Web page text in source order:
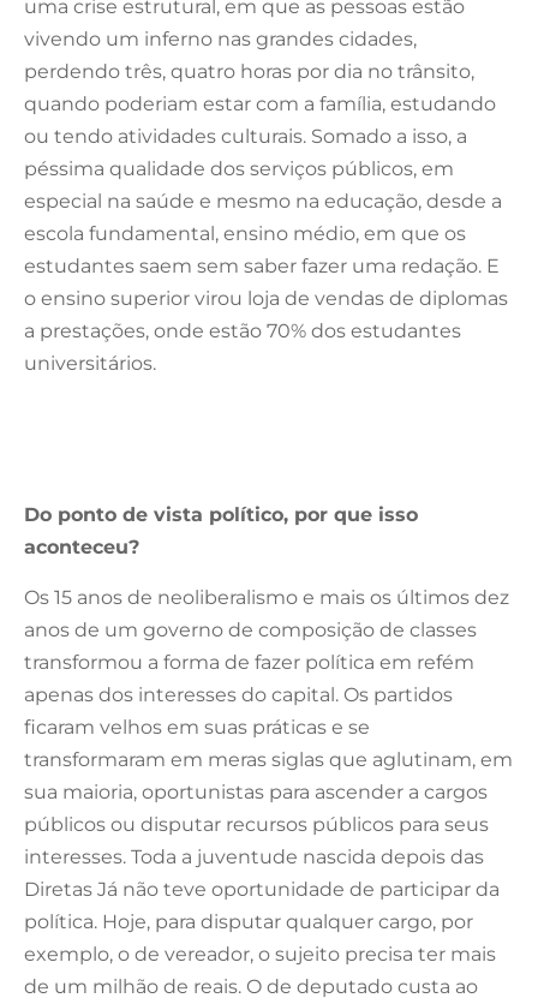
uma crise estrutural, em que as pessoas estão
vivendo um inferno nas grandes cidades,
perdendo três, quatro horas por dia no trânsito,
quando poderiam estar com a família, estudando
ou tendo atividades culturais. Somado a isso, a
péssima qualidade dos serviços públicos, em
especial na saúde e mesmo na educação, desde a
escola fundamental, ensino médio, em que os
estudantes saem sem saber fazer uma redação. E
o ensino superior virou loja de vendas de diplomas
a prestações, onde estão 70% dos estudantes
universitários.
Do ponto de vista político, por que isso
aconteceu?
Os 15 anos de neoliberalismo e mais os últimos dez
anos de um governo de composição de classes
transformou a forma de fazer política em refém
apenas dos interesses do capital. Os partidos
ficaram velhos em suas práticas e se
transformaram em meras siglas que aglutinam, em
sua maioria, oportunistas para ascender a cargos
públicos ou disputar recursos públicos para seus
interesses. Toda a juventude nascida depois das
Diretas Já não teve oportunidade de participar da
política. Hoje, para disputar qualquer cargo, por
exemplo, o de vereador, o sujeito precisa ter mais
de um milhão de reais. O de deputado custa ao